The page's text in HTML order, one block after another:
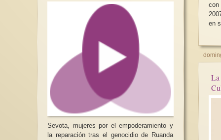
Sevota, mujeres por el empoderamiento y
la reparación tras el genocidio de Ruanda
con
en
La